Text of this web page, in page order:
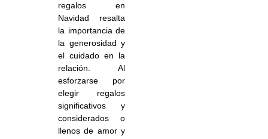
regalos en
Navidad resalta
la importancia de
la generosidad y
el cuidado en la
relación. Al
esforzarse por
elegir regalos
significativos y
considerados o
llenos de amor y